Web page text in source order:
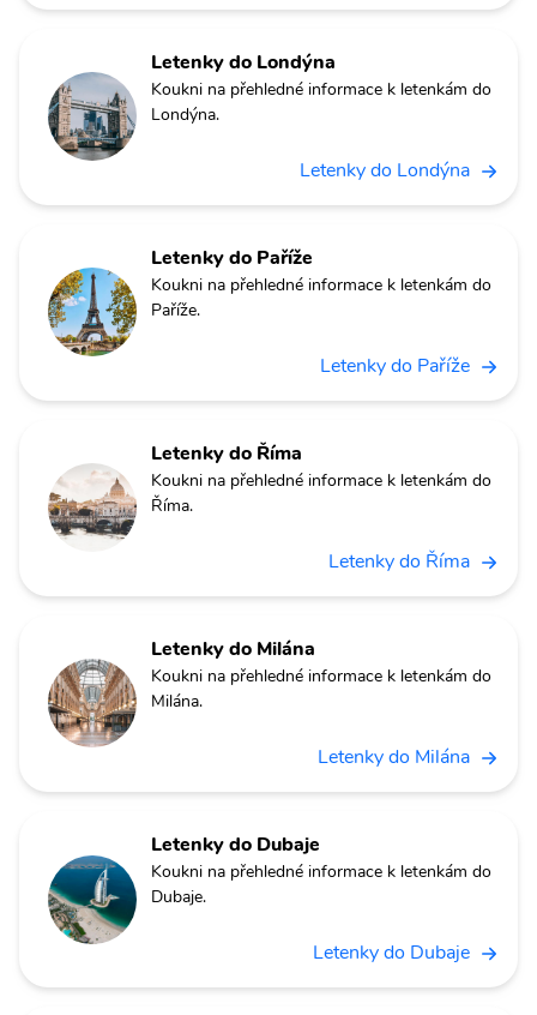
Letenky do Londýna
Koukni na přehledné informace k letenkám do
Londýna.
Letenky do Londýna
Letenky do Paříže
Koukni na přehledné informace k letenkám do
Paříže.
Letenky do Paříže
Letenky do Říma
Koukni na přehledné informace k letenkám do
Říma.
Letenky do Říma
Letenky do Milána
Koukni na přehledné informace k letenkám do
Milána.
Letenky do Milána
Letenky do Dubaje
Koukni na přehledné informace k letenkám do
Dubaje.
Letenky do Dubaje